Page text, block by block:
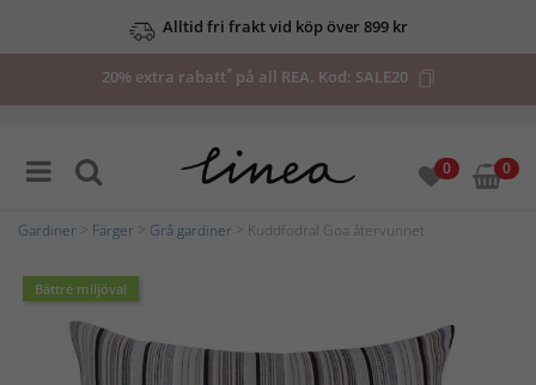
Alltid fri frakt vid köp över 899 kr
20% extra rabatt*på all REA. Kod: SALE20
0 0
Gardiner Färger Grå gardiner > Kuddfodral Goa återvunnet
Bättre miljöval